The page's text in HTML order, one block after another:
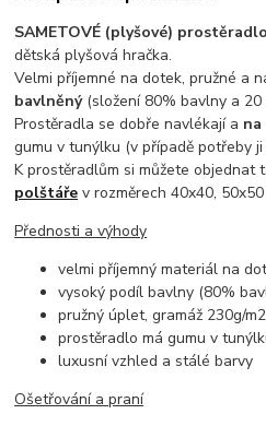
SAMETOVÉ (plyšové) prostěradlo
dětská plyšová hračka.
Velmi příjemné na dotek, pružné a
bavlněný(složení 80% bavlny a 20
Prostěradla se dobře navlékají a
gumu v tunýlku (v případě potřeby
K prostěradlům si můžete objednat
polštáře v rozměrech 40x40,
Přednosti a výhody
velmi příjemný materiál na
vysoký podíl bavlny (80%
pružný úplet, gramáž 230g/m2
prostěradlo má gumu v
luxusní vzhled a stálé barvy
Ošetřování a praní